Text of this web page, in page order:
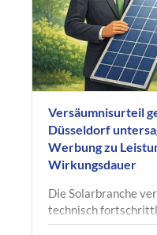
Versäumnisurteil
Düsseldorf
Werbung zu
Wirkungsdauer
Die Solarbranche
technisch
besonders